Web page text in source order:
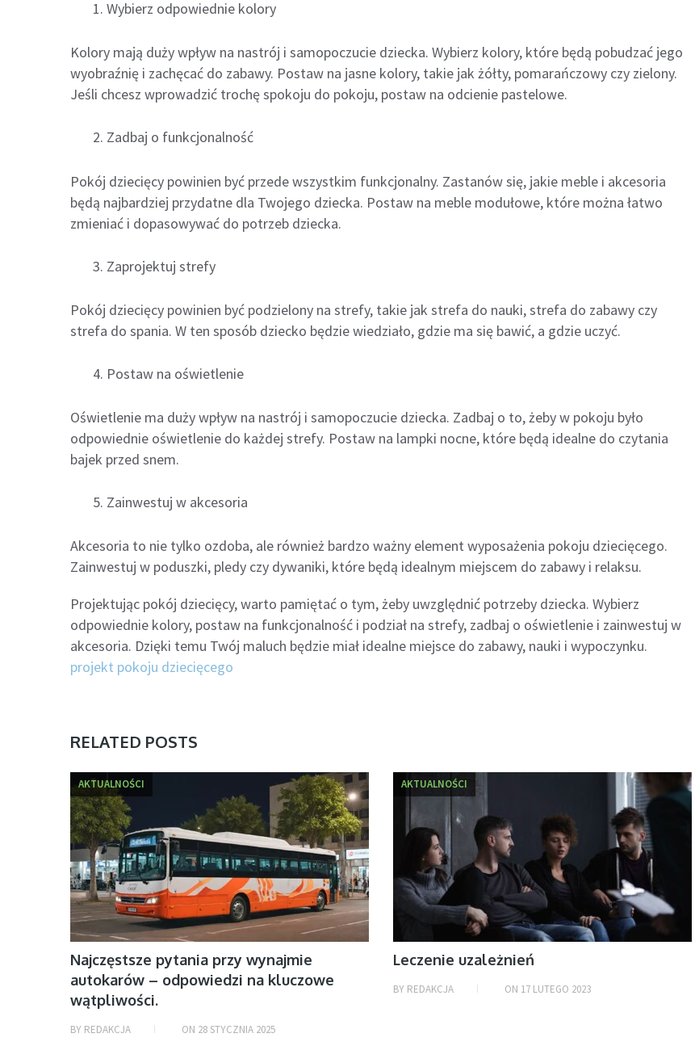
Wybierz odpowiednie kolory
Kolory mają duży wpływ na nastrój i samopoczucie dziecka. Wybierz kolory, które będą pobudzać jego
wyobraźnię i zachęcać do zabawy. Postaw na jasne kolory, takie jak żółty, pomarańczowy czy zielony.
Jeśli chcesz wprowadzić trochę spokoju do pokoju, postaw na odcienie pastelowe.
Zadbaj o funkcjonalność
Pokój dziecięcy powinien być przede wszystkim funkcjonalny. Zastanów się, jakie meble i akcesoria
będą najbardziej przydatne dla Twojego dziecka. Postaw na meble modułowe, które można łatwo
zmieniać i dopasowywać do potrzeb dziecka.
Zaprojektuj strefy
Pokój dziecięcy powinien być podzielony na strefy, takie jak strefa do nauki, strefa do zabawy czy
strefa do spania. W ten sposób dziecko będzie wiedziało, gdzie ma się bawić, a gdzie uczyć.
Postaw na oświetlenie
Oświetlenie ma duży wpływ na nastrój i samopoczucie dziecka. Zadbaj o to, żeby w pokoju było
odpowiednie oświetlenie do każdej strefy. Postaw na lampki nocne, które będą idealne do czytania
bajek przed snem.
Zainwestuj w akcesoria
Akcesoria to nie tylko ozdoba, ale również bardzo ważny element wyposażenia pokoju dziecięcego.
Zainwestuj w poduszki, pledy czy dywaniki, które będą idealnym miejscem do zabawy i relaksu.
Projektując pokój dziecięcy, warto pamiętać o tym, żeby uwzględnić potrzeby dziecka. Wybierz
odpowiednie kolory, postaw na funkcjonalność i podział na strefy, zadbaj o oświetlenie i zainwestuj w
akcesoria. Dzięki temu Twój maluch będzie miał idealne miejsce do zabawy, nauki i wypoczynku.
projekt pokoju dziecięcego
RELATED POSTS
AKTUALNOŚCI
Najczęstsze pytania przy wynajmie
autokarów – odpowiedzi na kluczowe
wątpliwości.
BY REDAKCJA ON 28 STYCZNIA 2025
AKTUALNOŚCI
Leczenie uzależnień
BY REDAKCJA ON 17 LUTEGO 2023